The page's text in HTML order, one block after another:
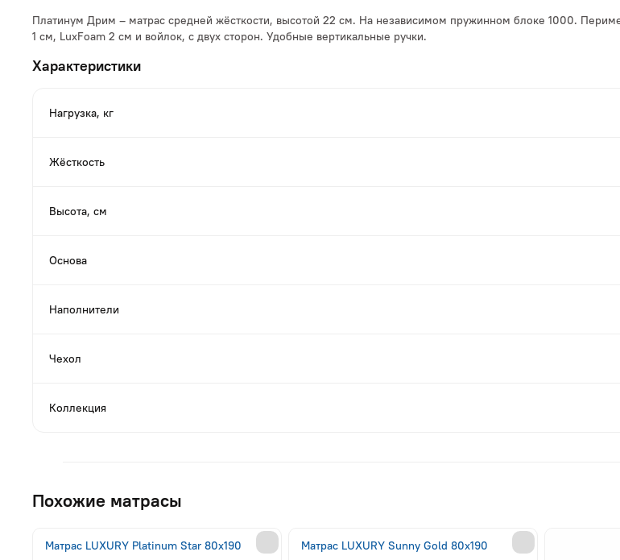
Платинум Дрим – матрас средней жёсткости, высотой 22 см. На независимом пружинном блоке 1000.
1 см, LuxFoam 2 см и войлок, с двух сторон. Удобные вертикальные ручки.
Характеристики
Нагрузка, кг
Жёсткость
Высота, см
Основа
Наполнители
Чехол
Коллекция
Похожие матрасы
Матрас LUXURY Platinum Star 80x190 Матрас LUXURY Sunny Gold 80x190